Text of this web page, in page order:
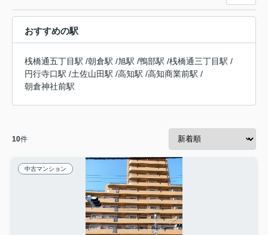
おすすめの駅
桟橋通五丁目駅 /朝倉駅 /旭駅 /鴨部駅 /桟橋通三丁目駅 /
円行寺口駅 /土佐山田駅 /高知駅 /高知商業前駅 /
朝倉神社前駅
10件
中古マンション